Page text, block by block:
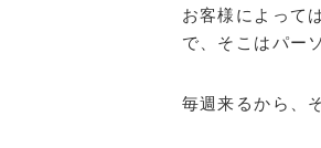
お客様によって
で、そこはパー
毎週来るから、